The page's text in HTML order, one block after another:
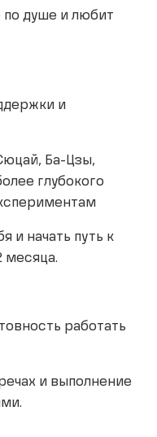
душе и любит
и
Ба-Цзы,
глубокого
и начать путь к
месяца.
работать
и выполнение